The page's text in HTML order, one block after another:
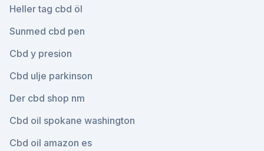
Heller tag cbd öl
Sunmed cbd pen
Cbd y presion
Cbd ulje parkinson
Der cbd shop nm
Cbd oil spokane washington
Cbd oil amazon es